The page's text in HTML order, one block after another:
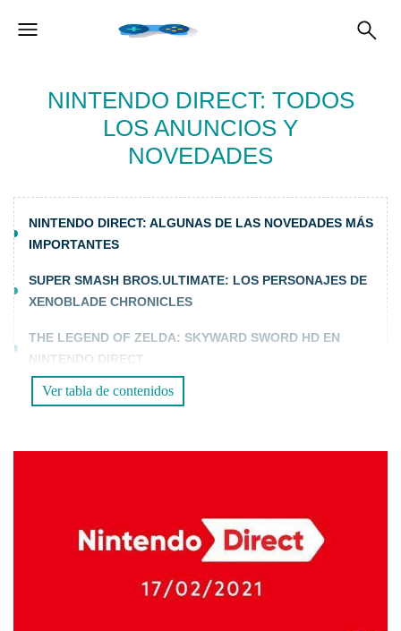
NINTENDO DIRECT: TODOS
LOS ANUNCIOS Y
NOVEDADES
NINTENDO DIRECT: ALGUNAS DE LAS NOVEDADES MÁS
IMPORTANTES
SUPER SMASH BROS.ULTIMATE: LOS PERSONAJES DE
XENOBLADE CHRONICLES
THE LEGEND OF ZELDA: SKYWARD SWORD HD EN
NINTENDO DIRECT
SPLATOON 3: NUEVAS BATALLAS EN SPLATTONIA
FALL GUYS: ULTIMATE KNOCKOUT
ASCENSO DEL CAZADOR DE MONSTRUOS
Ver tabla de contenidos